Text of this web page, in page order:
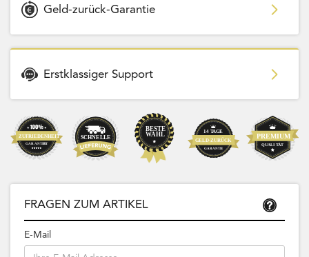
Geld-zurück-Garantie
Erstklassiger Support
FRAGEN ZUM ARTIKEL
E-Mail